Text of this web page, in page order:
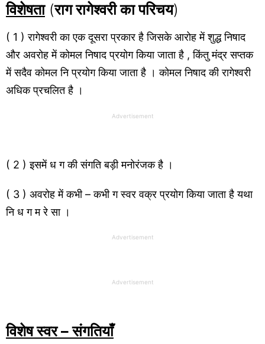
विशेषता(राग रागेश्वरी का परिचय)
( 1 ) रागेश्वरी का एक दूसरा प्रकार है जिसके आरोह में शुद्ध निषाद
और अवरोह में कोमल निषाद प्रयोग किया जाता है , किंतु मंद्र सप्तक
में सदैव कोमल नि प्रयोग किया जाता है । कोमल निषाद की रागेश्वरी
अधिक प्रचलित है ।
Advertisement
( 2 ) इसमें ध ग की संगति बड़ी मनोरंजक है ।
( 3 ) अवरोह में कभी – कभी ग स्वर वक्र प्रयोग किया जाता है यथा
नि ध ग म रे सा ।
Advertisement
Advertisement
विशेष स्वर – संगतियाँ